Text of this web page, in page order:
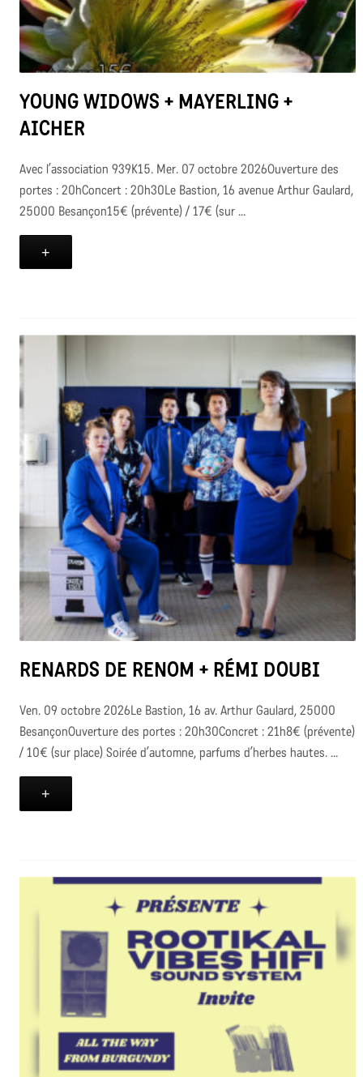
YOUNG WIDOWS + MAYERLING +
AICHER
Avec l’association 939K15. Mer. 07 octobre 2026Ouverture des
portes : 20hConcert : 20h30Le Bastion, 16 avenue Arthur Gaulard,
25000 Besançon15€ (prévente) / 17€ (sur ...
+
RENARDS DE RENOM + RÉMI DOUBI
Ven. 09 octobre 2026Le Bastion, 16 av. Arthur Gaulard, 25000
BesançonOuverture des portes : 20h30Concret : 21h8€ (prévente)
/ 10€ (sur place) Soirée d’automne, parfums d’herbes hautes. ...
+